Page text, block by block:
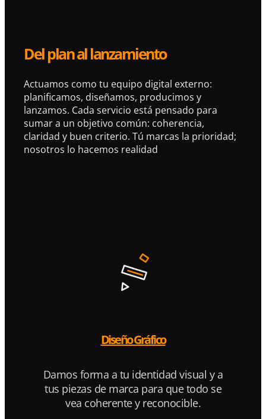
Del plan al lanzamiento
Actuamos como tu equipo digital externo:
planificamos, diseñamos, producimos y
lanzamos. Cada servicio está pensado para
sumar a un objetivo común: coherencia,
claridad y buen criterio. Tú marcas la prioridad;
nosotros lo hacemos realidad
Diseño Gráfico
Damos forma a tu identidad visual y a
tus piezas de marca para que todo se
vea coherente y reconocible.